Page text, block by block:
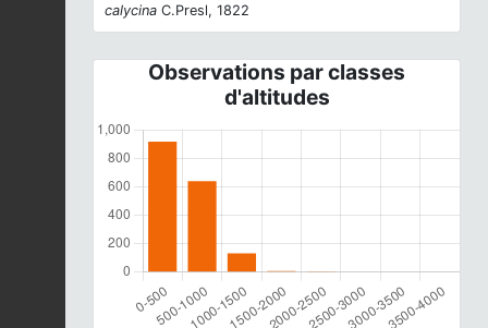
calycina C.Presl, 1822
Observations par classes
d'altitudes